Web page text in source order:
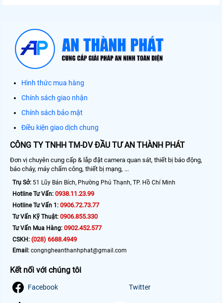
Hình thức mua hàng
Chính sách giao nhận
Chính sách bảo mật
Điều kiện giao dịch chung
CÔNG TY TNHH TM-DV ĐẦU TƯ AN THÀNH PHÁT
Đơn vị chuyên cung cấp & lắp đặt camera quan sát, thiết bị báo động,
báo cháy, máy chấm công, thiết bị mạng, ...
Trụ Sở: 51 Lũy Bán Bích, Phường Phú Thạnh, TP. Hồ Chí Minh
Hotline Tư Vấn: 0938.11.23.99
Hotline Tư Vấn 1: 0906.72.73.77
Tư Vấn Kỹ Thuật: 0906.855.330
Tư Vấn Mua Hàng: 0902.452.577
CSKH: (028) 6688.4949
Email: congngheanthanhphat@gmail.com
Kết nối với chúng tôi
Facebook Twitter